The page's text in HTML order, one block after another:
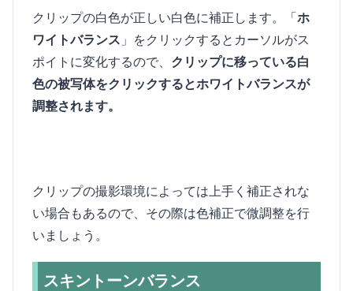
クリップの白色が正しい白色に補正します。「ホ
ワイトバランス 」をクリックするとカーソルがス
ポイトに変化するので、 クリップに移っている白
色の被写体をクリックするとホワイトバランスが
調整されます。
クリップの撮影環境によっては上手く補正されな
い場合もあるので、その際は色補正で微調整を行
いましょう。
スキントーンバランス